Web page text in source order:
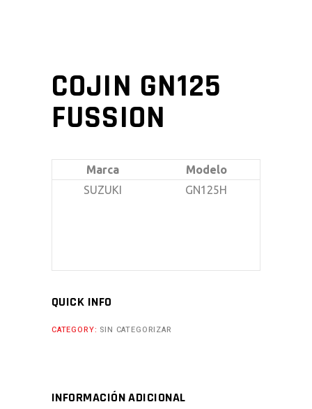
COJIN GN125
FUSSION
Marca
Modelo
SUZUKI
GN125H
QUICK INFO
CATEGORY: SIN CATEGORIZAR
INFORMACIÓN ADICIONAL